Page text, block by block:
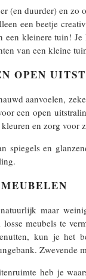
(en duurder) en
een beetje
een kleinere tuin!
van een kleine
OPEN
aanvoelen,
een open
en zorg voor
spiegels en
maar
meubels te
kun je het
Zwevende
heb je